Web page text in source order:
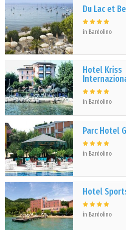
Du Lac et
in Bardolino
Hotel Kriss
in Bardolino
Parc Hotel
in Bardolino
Hotel
in Bardolino